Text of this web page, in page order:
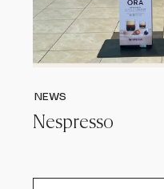
NEWS
Nespresso